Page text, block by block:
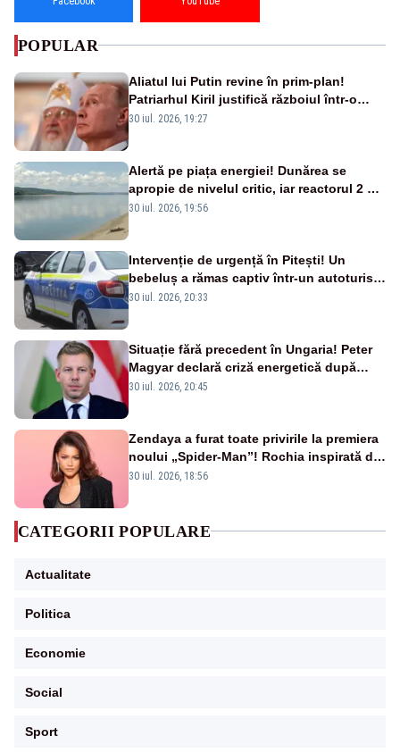
POPULAR
Aliatul lui Putin revine în prim-plan!
Patriarhul Kiril justifică războiul într-o
nouă carte
30 iul. 2026, 19:27
Alertă pe piața energiei! Dunărea se
apropie de nivelul critic, iar reactorul 2 de
la Cernavodă ar putea fi oprit
30 iul. 2026, 19:56
Intervenție de urgență în Pitești! Un
bebeluș a rămas captiv într-un autoturism
din cauza unei defecțiuni
30 iul. 2026, 20:33
Situație fără precedent în Ungaria! Peter
Magyar declară criză energetică după
oprirea centralei de la Paks
30 iul. 2026, 20:45
Zendaya a furat toate privirile la premiera
noului „Spider-Man”! Rochia inspirată de
pânza de păianjen a făcut senzație
30 iul. 2026, 18:56
CATEGORII POPULARE
Actualitate
Politica
Economie
Social
Sport